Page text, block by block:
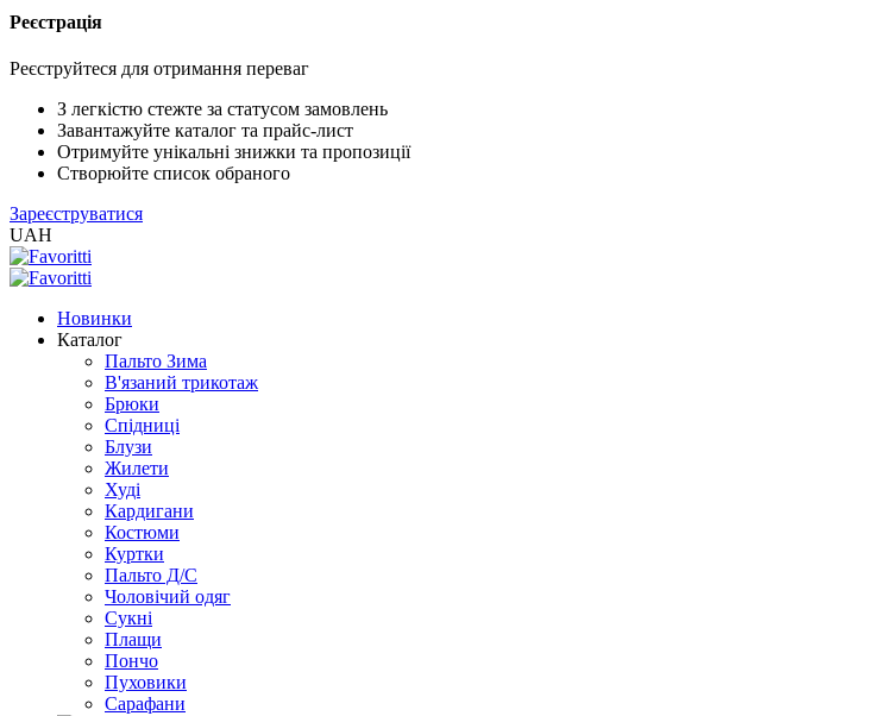
Реєстрація
Реєструйтеся для отримання переваг
З легкістю стежте за статусом замовлень
Завантажуйте каталог та прайс-лист
Отримуйте унікальні знижки та пропозиції
Створюйте список обраного
Зареєструватися
UAH
Новинки
Каталог
Пальто Зима
В'язаний трикотаж
Брюки
Спідниці
Блузи
Жилети
Худі
Кардигани
Костюми
Куртки
Пальто Д/С
Чоловічий одяг
Сукні
Плащи
Пончо
Пуховики
Сарафани
/
2005
(Розн.)
/
EXCEL
2005
(Опт)
XLSX